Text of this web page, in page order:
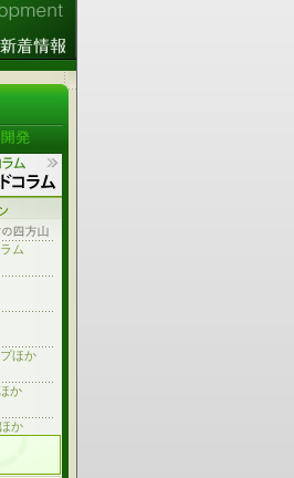
ム
ほか
か
か